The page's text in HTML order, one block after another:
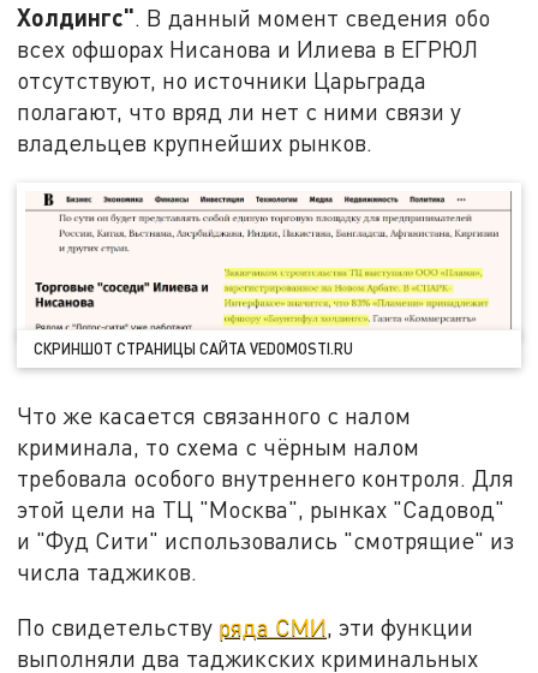
Холдингс". В данный момент сведения обо
всех офшорах Нисанова и Илиева в ЕГРЮЛ
отсутствуют, но источники Царьграда
полагают, что вряд ли нет с ними связи у
владельцев крупнейших рынков.
СКРИНШОТ СТРАНИЦЫ САЙТА VEDOMOSTI.RU
Что же касается связанного с налом
криминала, то схема с чёрным налом
требовала особого внутреннего контроля. Для
этой цели на ТЦ "Москва", рынках "Садовод"
и "Фуд Сити" использовались "смотрящие" из
числа таджиков.
По свидетельству ряда СМИ, эти функции
выполняли два таджикских криминальных